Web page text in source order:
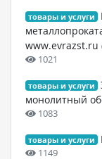
товары и услуги
www.evrazst.ru
1021
товары и услуги
монолитный
1083
товары и услуги
1149